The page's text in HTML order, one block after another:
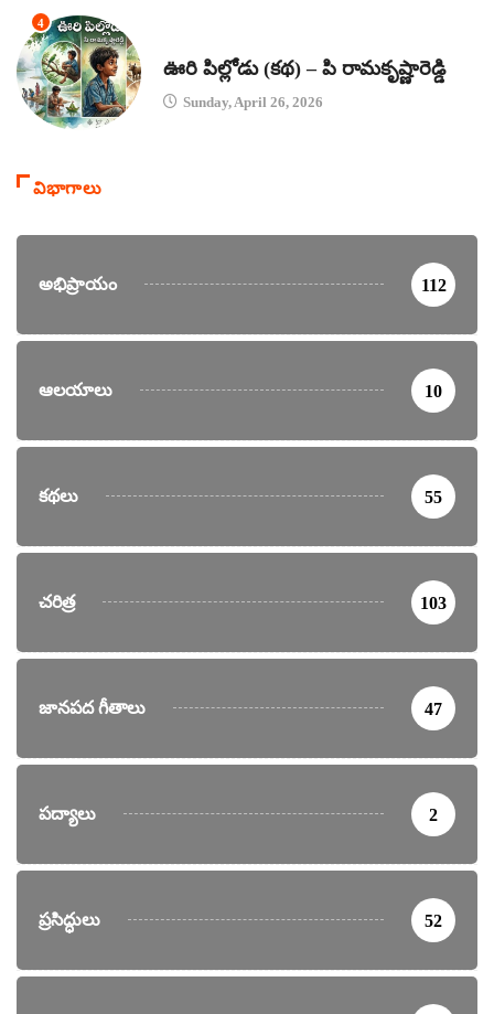
4
ఊరి పిల్లోడు (కథ) – పి రామకృష్ణారెడ్డి
Sunday, April 26, 2026
విభాగాలు
అభిప్రాయం 112
ఆలయాలు 10
కథలు 55
చరిత్ర 103
జానపద గీతాలు 47
పద్యాలు 2
ప్రసిద్ధులు 52